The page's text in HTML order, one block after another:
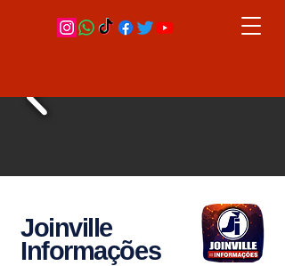
Joinville
Informações